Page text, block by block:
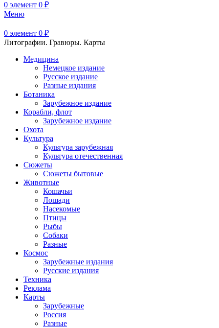
0 элемент 0 ₽
Меню
0 элемент 0 ₽
Литографии. Гравюры. Карты
Медицина
Немецкое издание
Русское издание
Разные издания
Ботаника
Зарубежное издание
Корабли, флот
Зарубежное издание
Охота
Культура
Культура зарубежная
Культура отечественная
Сюжеты
Сюжеты бытовые
Животные
Кошачьи
Лошади
Насекомые
Птицы
Рыбы
Собаки
Разные
Космос
Зарубежные издания
Русские издания
Техника
Реклама
Карты
Зарубежные
Россия
Разные